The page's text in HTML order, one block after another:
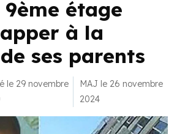
étage
à la
ses parents
le 29 novembre
MAJ le 26 novembre
2024